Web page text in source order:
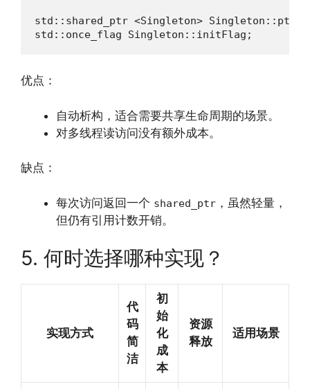
std::shared_ptr <Singleton> Singleton::ptr;
std::once_flag Singleton::initFlag;
优点：
自动析构，适合需要共享生命周期的场景。
对多线程读访问没有额外成本。
缺点：
每次访问返回一个 shared_ptr ，虽然轻量，
但仍有引用计数开销。
5. 何时选择哪种实现？
实现方式
代
码
简
洁
初
始
化
成
本
资源
释放
适用场景